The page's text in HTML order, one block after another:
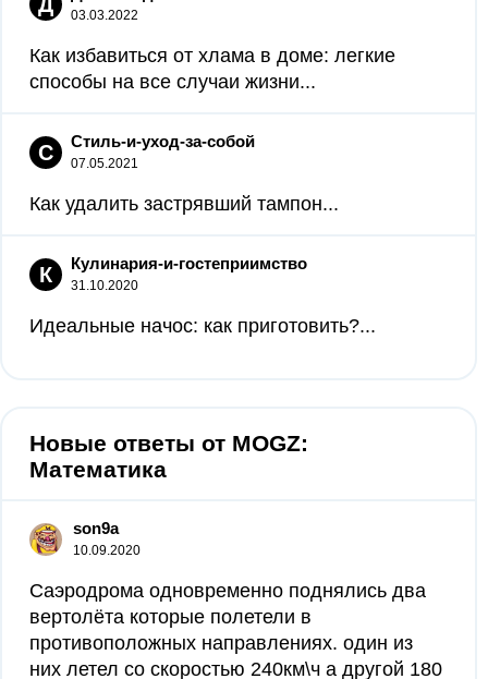
03.03.2022
Как избавиться от хлама в доме: легкие
способы на все случаи жизни...
С Стиль-и-уход-за-собой
07.05.2021
Как удалить застрявший тампон...
К Кулинария-и-гостеприимство
31.10.2020
Идеальные начос: как приготовить?...
Новые ответы от MOGZ:
Математика
son9a
10.09.2020
Саэродрома одновременно поднялись два
вертолёта которые полетели в
противоположных направлениях. один из
них летел со скоростью 240км\ч а другой 180